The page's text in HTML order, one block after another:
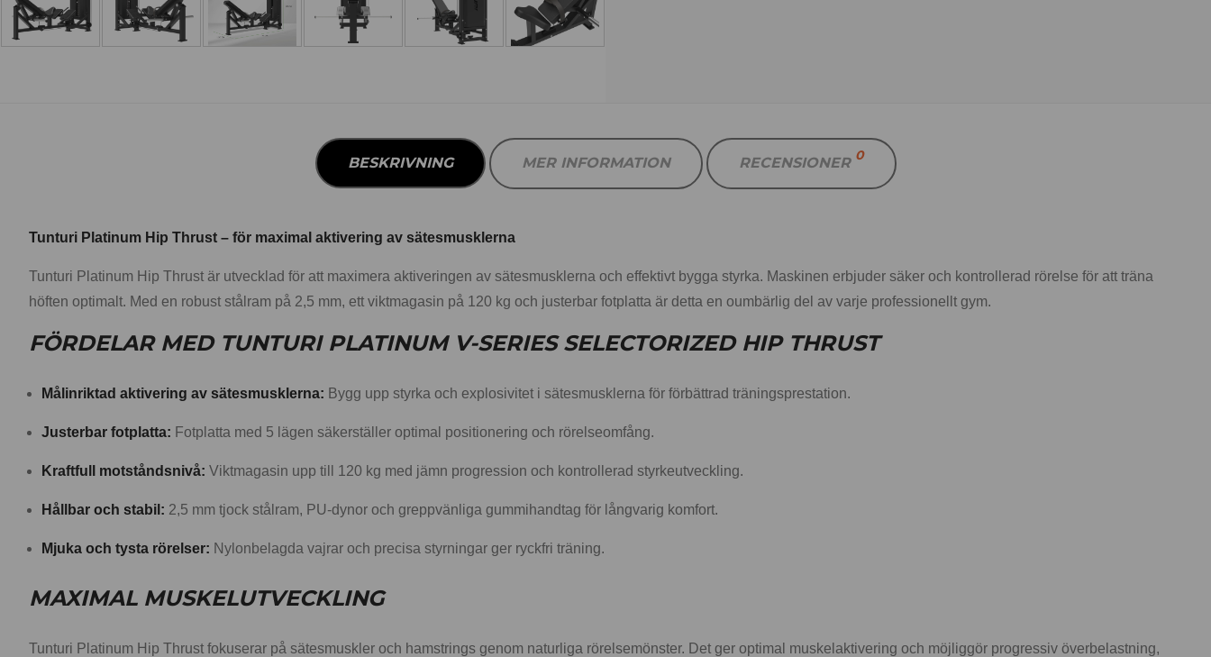
BESKRIVNING MER INFORMATION RECENSIONER 0
Tunturi Platinum Hip Thrust – för maximal aktivering av sätesmusklerna
Tunturi Platinum Hip Thrust är utvecklad för att maximera aktiveringen av sätesmusklerna och effektivt bygga styrka. Maskinen erbjuder säker och kontrollerad rörelse för att träna
höften optimalt. Med en robust stålram på 2,5 mm, ett viktmagasin på 120 kg och justerbar fotplatta är detta en oumbärlig del av varje professionellt gym.
FÖRDELAR MED TUNTURI PLATINUM V-SERIES SELECTORIZED HIP THRUST
Målinriktad aktivering av sätesmusklerna: Bygg upp styrka och explosivitet i sätesmusklerna för förbättrad träningsprestation.
Justerbar fotplatta: Fotplatta med 5 lägen säkerställer optimal positionering och rörelseomfång.
Kraftfull motståndsnivå: Viktmagasin upp till 120 kg med jämn progression och kontrollerad styrkeutveckling.
Hållbar och stabil: 2,5 mm tjock stålram, PU-dynor och greppvänliga gummihandtag för långvarig komfort.
Mjuka och tysta rörelser: Nylonbelagda vajrar och precisa styrningar ger ryckfri träning.
MAXIMAL MUSKELUTVECKLING
Tunturi Platinum Hip Thrust fokuserar på sätesmuskler och hamstrings genom naturliga rörelsemönster. Det ger optimal muskelaktivering och möjliggör progressiv överbelastning,